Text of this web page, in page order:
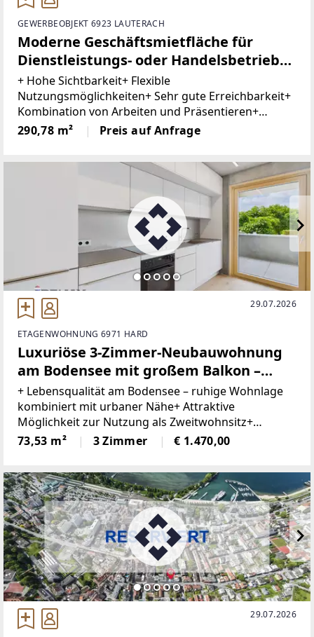
GEWERBEOBJEKT 6923 LAUTERACH
Moderne Geschäftsmietfläche für
Dienstleistungs- oder Handelsbetriebe
in bester, hoch frequentierter Lage von
Lauterach
+ Hohe Sichtbarkeit+ Flexible
Nutzungsmöglichkeiten+ Sehr gute Erreichbarkeit+
Kombination von Arbeiten und Präsentieren+
Barrierefrei+ Ausreichend Besucherparkplätze+
Tiefgaragenstellplatz optionalIn hoch frequentierter
290,78 m² Preis auf Anfrage
29.07.2026
ETAGENWOHNUNG 6971 HARD
Luxuriöse 3-Zimmer-Neubauwohnung
am Bodensee mit großem Balkon –
ideal als Haupt- oder Zweitwohnsitz
+ Lebensqualität am Bodensee – ruhige Wohnlage
kombiniert mit urbaner Nähe+ Attraktive
Möglichkeit zur Nutzung als Zweitwohnsitz+
Zahlreiche Radwege, Sportangebote, Vereine und
Naherholungsgebiete in der Umgebung+ Bodensee
73,53 m² 3 Zimmer € 1.470,00
29.07.2026